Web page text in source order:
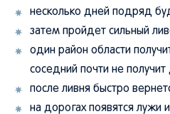
несколько дней подряд
затем пройдет сильный
один район области
соседний почти не
после ливня быстро
на дорогах появятся лужи